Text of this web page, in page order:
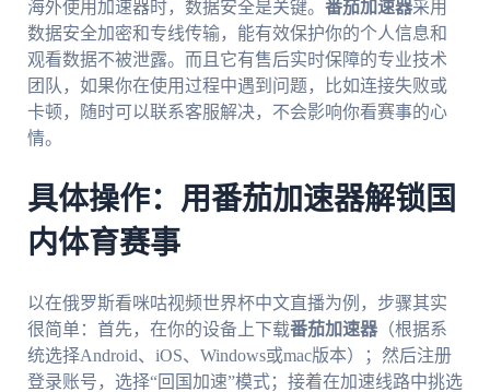
海外使用加速器时，数据安全是关键。 番茄加速器采用
数据安全加密和专线传输，能有效保护你的个人信息和
观看数据不被泄露。而且它有售后实时保障的专业技术
团队，如果你在使用过程中遇到问题，比如连接失败或
卡顿，随时可以联系客服解决，不会影响你看赛事的心
情。
具体操作：用番茄加速器解锁国
内体育赛事
以在俄罗斯看咪咕视频世界杯中文直播为例，步骤其实
很简单：首先，在你的设备上下载番茄加速器（根据系
统选择Android、iOS、Windows或mac版本）；然后注册
登录账号，选择“回国加速”模式；接着在加速线路中挑选